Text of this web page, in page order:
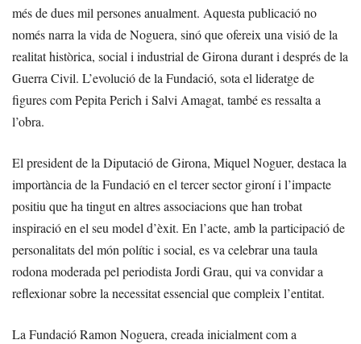
més de dues mil persones anualment. Aquesta publicació no
només narra la vida de Noguera, sinó que ofereix una visió de la
realitat històrica, social i industrial de Girona durant i després de la
Guerra Civil. L’evolució de la Fundació, sota el lideratge de
figures com Pepita Perich i Salvi Amagat, també es ressalta a
l’obra.
El president de la Diputació de Girona, Miquel Noguer, destaca la
importància de la Fundació en el tercer sector gironí i l’impacte
positiu que ha tingut en altres associacions que han trobat
inspiració en el seu model d’èxit. En l’acte, amb la participació de
personalitats del món polític i social, es va celebrar una taula
rodona moderada pel periodista Jordi Grau, qui va convidar a
reflexionar sobre la necessitat essencial que compleix l’entitat.
La Fundació Ramon Noguera, creada inicialment com a